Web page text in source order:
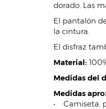
dorado. Las
El pantalón
la cintura.
El disfraz
Material:
Medidas del
Medidas
• Camiseta: